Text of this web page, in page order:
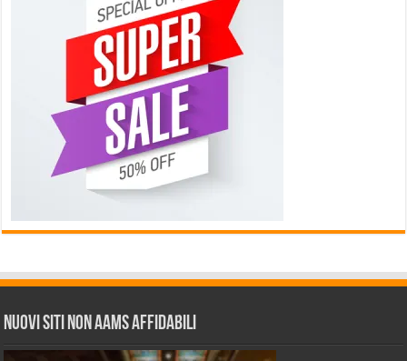
Nuovi siti non AAMS affidabili